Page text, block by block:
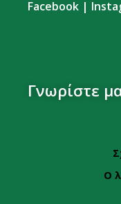
Facebook |
Γνωρίστε
Ο